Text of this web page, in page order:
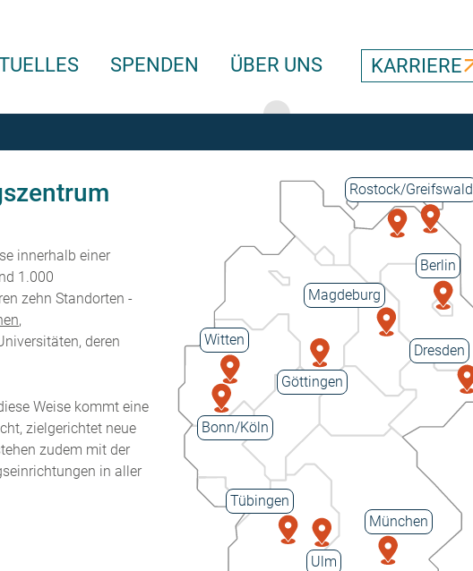
SPENDEN ÜBER UNS KARRIERE
innerhalb einer
1.000
zehn Standorten -
,
deren
Weise kommt eine
zielgerichtet neue
zudem mit der
in aller
Berlin
Bonn/Köln
Dresden
Göttingen
Magdeburg
München
Rostock/Greifswald
Tübingen
Witten
Ulm